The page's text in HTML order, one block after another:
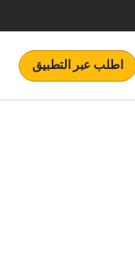
اطلب عبر التطبيق